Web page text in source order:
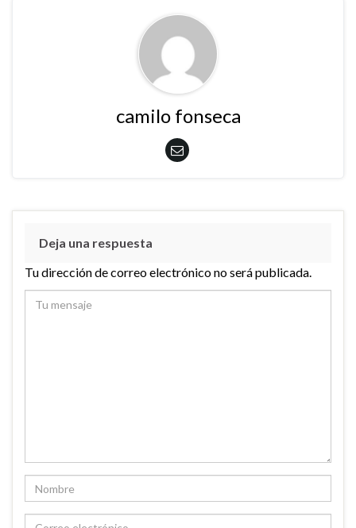
camilo fonseca
Deja una respuesta
Tu dirección de correo electrónico no será publicada.